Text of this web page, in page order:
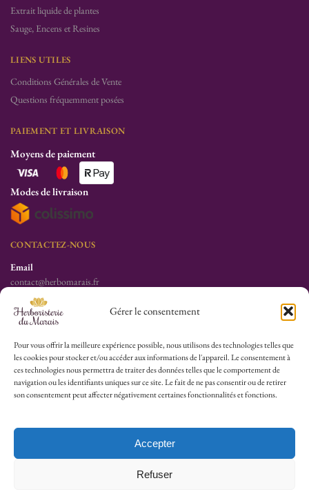
Gérer le consentement
Pour vous offrir la meilleure expérience possible, nous utilisons des technologies telles que
les cookies pour stocker et/ou accéder aux informations de l'appareil. Le consentement à
ces technologies nous permettra de traiter des données telles que le comportement de
navigation ou les identifiants uniques sur ce site. Le fait de ne pas consentir ou de retirer
son consentement peut affecter négativement certaines fonctionnalités et fonctions.
Accepter
Refuser
Extrait liquide de plantes
Sauge, Encens et Resines
LIENS UTILES
Conditions Générales de Vente
Questions fréquemment posées
PAIEMENT ET LIVRAISON
Moyens de paiement
Modes de livraison
CONTACTEZ-NOUS
Email
contact@herbomarais.fr
Téléphone
+33 6 78 19 34 25
S’adresser à l’herboristerie :
6 rue des Filles du Calvaire
75003 Paris
France
Lu-Sa : 10h30/13h30 – 14h30/19h30
Dim (Oct à Mai) : 12h/17h30